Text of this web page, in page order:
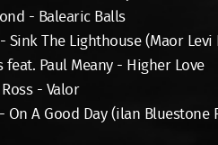
- Balearic Balls
Sink The Lighthouse (Maor
feat. Paul Meany - Higher Love
- Valor
On A Good Day (ilan Bluestone